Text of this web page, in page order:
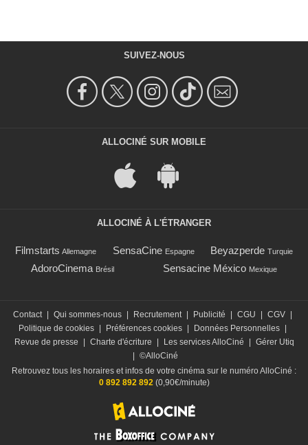
SUIVEZ-NOUS
ALLOCINÉ SUR MOBILE
ALLOCINÉ À L'ÉTRANGER
Filmstarts Allemagne SensaCine Espagne Beyazperde Turquie
AdoroCinema Brésil Sensacine México Mexique
Contact Qui sommes-nous Recrutement Publicité CGU CGV
Politique de cookies
Préférences cookies Données Personnelles
Revue de presse
Charte d'écriture Les services AlloCiné
Gérer Utiq
©AlloCiné
Retrouvez tous les horaires et infos de votre cinéma sur le numéro AlloCiné :
0 892 892 892(0,90€/minute)